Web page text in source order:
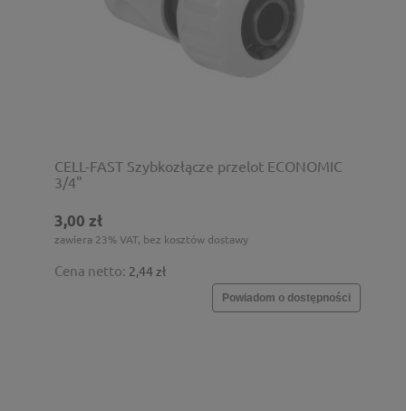
CELL-FAST Szybkozłącze przelot ECONOMIC
3/4"
3,00 zł
zawiera 23% VAT, bez kosztów dostawy
Cena netto: 2,44 zł
Powiadom o dostępności